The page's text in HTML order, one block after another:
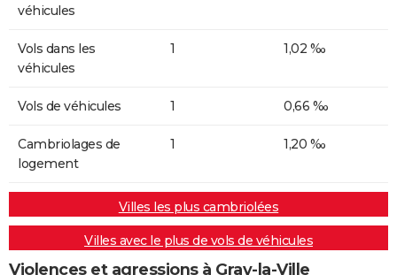
véhicules
Vols dans les
véhicules
1 1,02 ‰
Vols de véhicules 1 0,66 ‰
Cambriolages de
logement
1 1,20 ‰
Villes les plus cambriolées
Villes avec le plus de vols de véhicules
Violences et agressions à Gray-la-Ville